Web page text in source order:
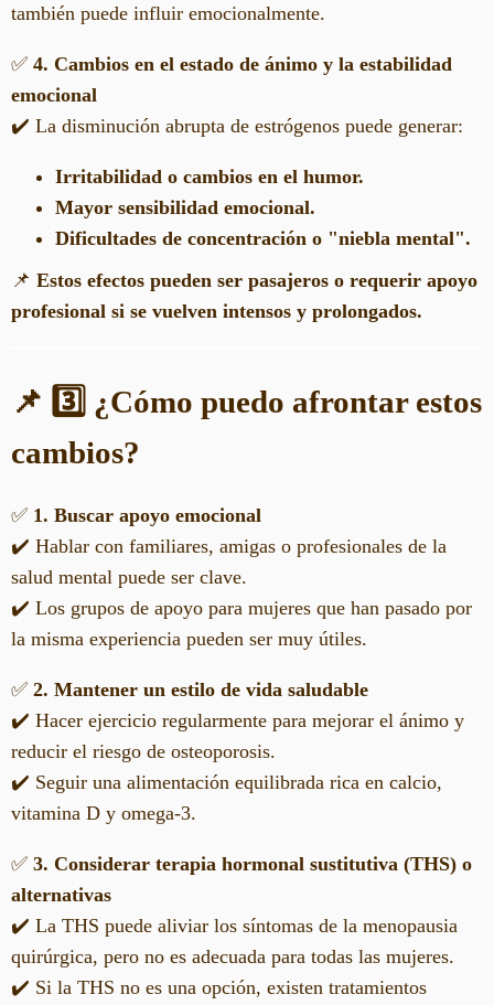
también puede influir emocionalmente.
✅ 4. Cambios en el estado de ánimo y la estabilidad
emocional
✔️ La disminución abrupta de estrógenos puede generar:
Irritabilidad o cambios en el humor.
Mayor sensibilidad emocional.
Dificultades de concentración o "niebla mental".
📌 Estos efectos pueden ser pasajeros o requerir apoyo
profesional si se vuelven intensos y prolongados.
📌 3️⃣ ¿Cómo puedo afrontar estos
cambios?
✅ 1. Buscar apoyo emocional
✔️ Hablar con familiares, amigas o profesionales de la
salud mental puede ser clave.
✔️ Los grupos de apoyo para mujeres que han pasado por
la misma experiencia pueden ser muy útiles.
✅ 2. Mantener un estilo de vida saludable
✔️ Hacer ejercicio regularmente para mejorar el ánimo y
reducir el riesgo de osteoporosis.
✔️ Seguir una alimentación equilibrada rica en calcio,
vitamina D y omega-3.
✅ 3. Considerar terapia hormonal sustitutiva (THS) o
alternativas
✔️ La THS puede aliviar los síntomas de la menopausia
quirúrgica, pero no es adecuada para todas las mujeres.
✔️ Si la THS no es una opción, existen tratamientos